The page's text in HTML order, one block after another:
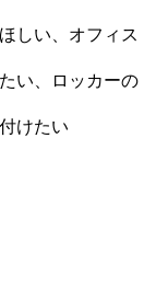
しい、オフィス
い、ロッカーの
けたい